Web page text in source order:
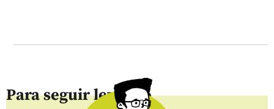
Para seguir leyendo